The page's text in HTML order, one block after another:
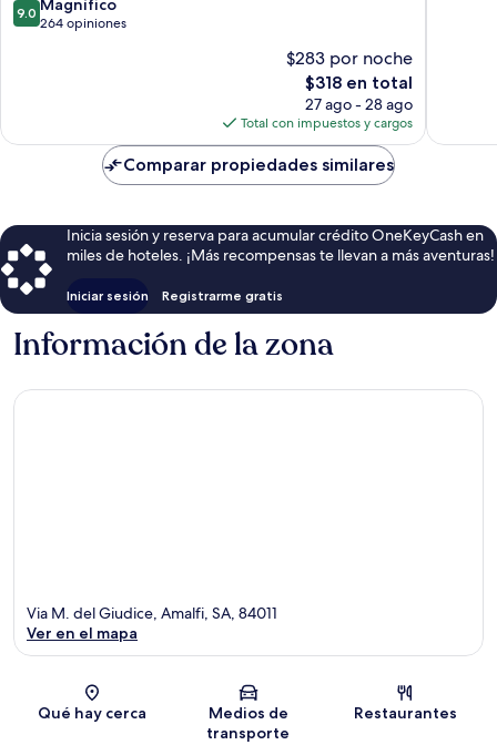
de
9.0
264 opiniones
$283 por noche
El
precio
actual
es
de
$318
$318 en total
27 ago - 28 ago
Total con impuestos y cargos
Comparar propiedades similares
Inicia sesión y reserva para acumular crédito OneKeyCash en
miles de hoteles. ¡Más recompensas te llevan a más aventuras!
Iniciar sesión Registrarme gratis
Información de la zona
Sección del mapa
Via M. del Giudice, Amalfi, SA, 84011
Ver en el mapa
Qué hay cerca
Medios de
transporte
Restaurantes